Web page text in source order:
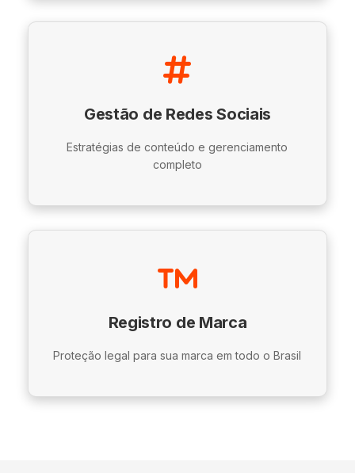
Gestão de Redes Sociais
Estratégias de conteúdo e gerenciamento
completo
Registro de Marca
Proteção legal para sua marca em todo o Brasil